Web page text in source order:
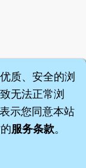
质、安全的浏
无法正常浏
示您同意本站
服务条款。